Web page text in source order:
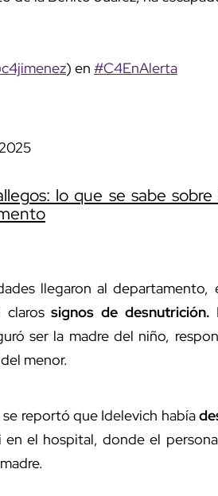
) en #C4EnAlerta
lo que se sabe
llegaron al departamento,
clarossignos de desnutrición.
ser la madre del niño,
menor.
reportó que Idelevich había
el hospital, donde el